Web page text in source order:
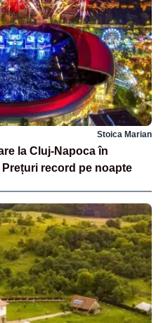
Stoica Marian
la Cluj-Napoca în
record pe noapte